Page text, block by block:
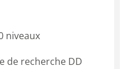
niveaux
de recherche DD